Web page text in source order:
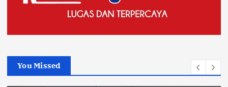
You Missed